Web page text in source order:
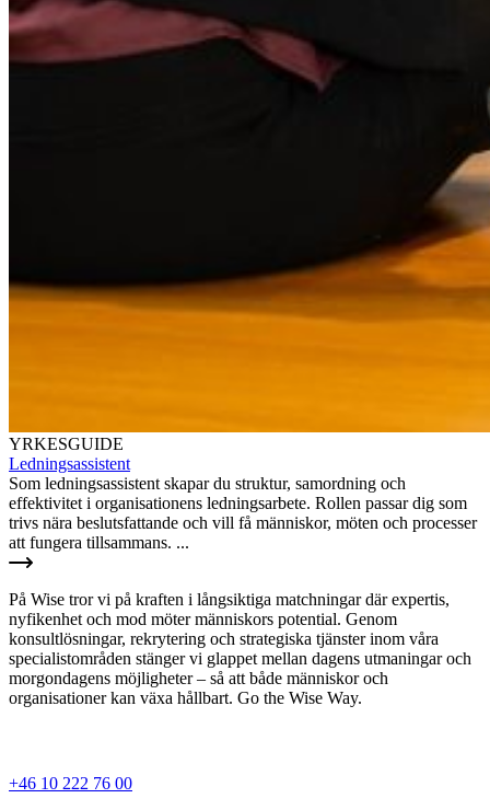
YRKESGUIDE
Ledningsassistent
Som ledningsassistent skapar du struktur, samordning och
effektivitet i organisationens ledningsarbete. Rollen passar dig som
trivs nära beslutsfattande och vill få människor, möten och processer
att fungera tillsammans. ...
På Wise tror vi på kraften i långsiktiga matchningar där expertis,
nyfikenhet och mod möter människors potential. Genom
konsultlösningar, rekrytering och strategiska tjänster inom våra
specialistområden stänger vi glappet mellan dagens utmaningar och
morgondagens möjligheter – så att både människor och
organisationer kan växa hållbart. Go the Wise Way.
+46 10 222 76 00